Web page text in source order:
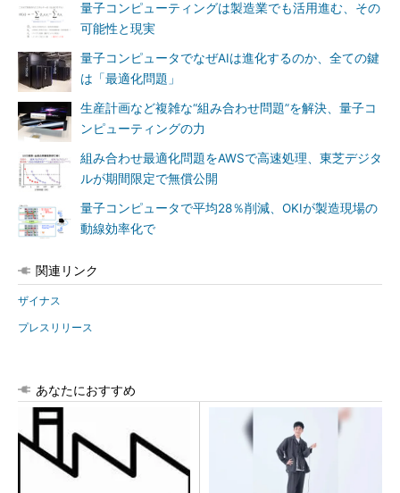
量子コンピューティングは製造業でも活用進む、その
可能性と現実
量子コンピュータでなぜAIは進化するのか、全ての鍵
は「最適化問題」
生産計画など複雑な“組み合わせ問題”を解決、量子コ
ンピューティングの力
組み合わせ最適化問題をAWSで高速処理、東芝デジタ
ルが期間限定で無償公開
量子コンピュータで平均28％削減、OKIが製造現場の
動線効率化で
関連リンク
ザイナス
プレスリリース
あなたにおすすめ